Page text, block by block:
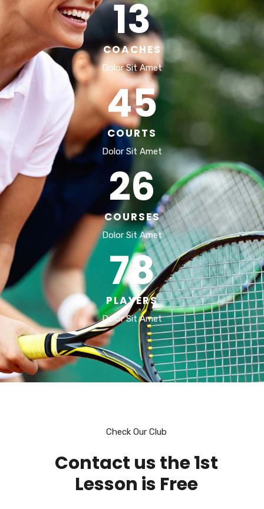
13
COACHES
Dolor Sit Amet
45
COURTS
Dolor Sit Amet
26
COURSES
Dolor Sit Amet
78
PLAYERS
Dolor Sit Amet
Check Our Club
Contact us the 1st
Lesson is Free